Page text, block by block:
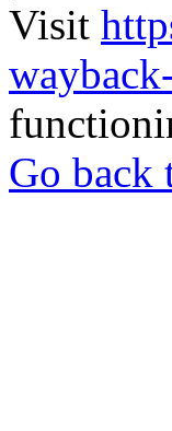
Visit
Go back